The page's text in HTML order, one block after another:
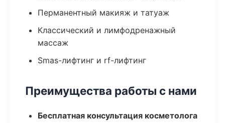
Перманентный макияж и татуаж
Классический и лимфодренажный
массаж
Smas-лифтинг и rf-лифтинг
Преимущества работы с нами
Бесплатная консультация косметолога